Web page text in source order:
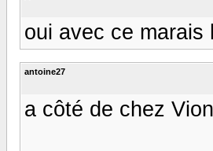
oui avec ce marais
antoine27
a côté de chez